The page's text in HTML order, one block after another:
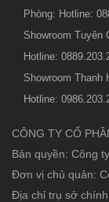
Phòng: Hotline:
Showroom Tuyên
Hotline:
Showroom
Hotline:
CÔNG TY CỔ
Bản quyền: Công
Đơn vị chủ quản:
Địa chỉ trụ sở